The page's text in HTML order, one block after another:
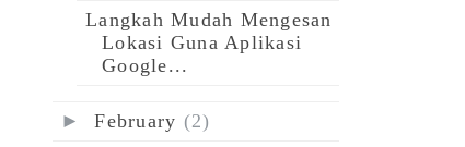
Langkah Mudah Mengesan
Lokasi Guna Aplikasi
Google...
►February (2)